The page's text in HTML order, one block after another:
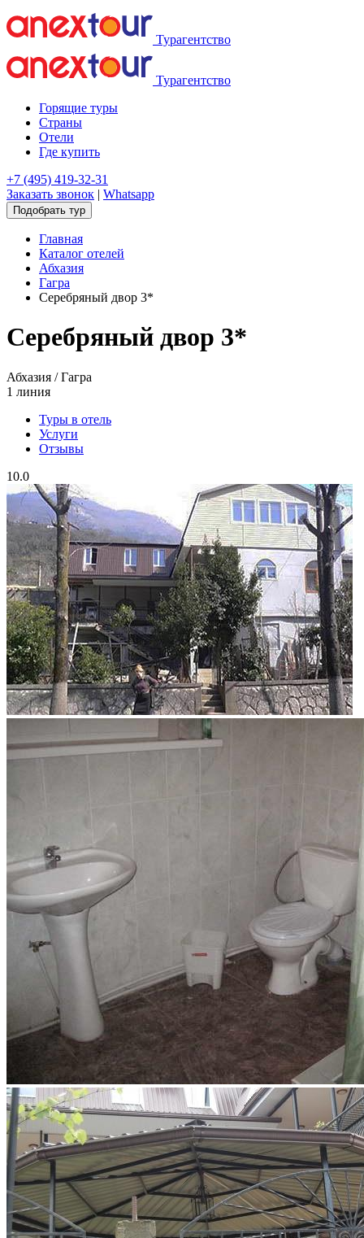
Турагентство
Турагентство
Горящие туры
Страны
Отели
Где купить
+7 (495) 419-32-31
Заказать звонок | Whatsapp
Подобрать тур
Главная
Каталог отелей
Абхазия
Гагра
Серебряный двор 3*
Серебряный двор 3*
Абхазия / Гагра
1 линия
Туры в отель
Услуги
Отзывы
10.0